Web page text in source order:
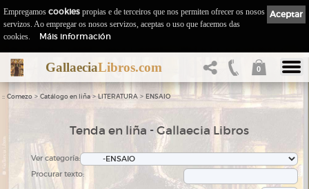
GallaeciaLibros.com 0
:: Comezo > Catálogo en liña > LITERATURA > ENSAIO
Tenda en liña - Gallaecia Libros
Ver categoría:
Procurar texto:
Aceptar
Empregamos cookies propias e de terceiros que nos permiten ofrecer os nosos
servizos. Ao empregar os nosos servizos, aceptas o uso que facemos das
cookies.
Máis información